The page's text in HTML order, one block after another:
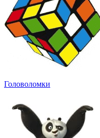
Головоломки